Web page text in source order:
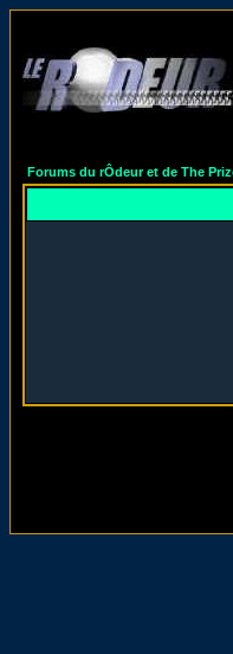
Forums du rÔdeur et de The